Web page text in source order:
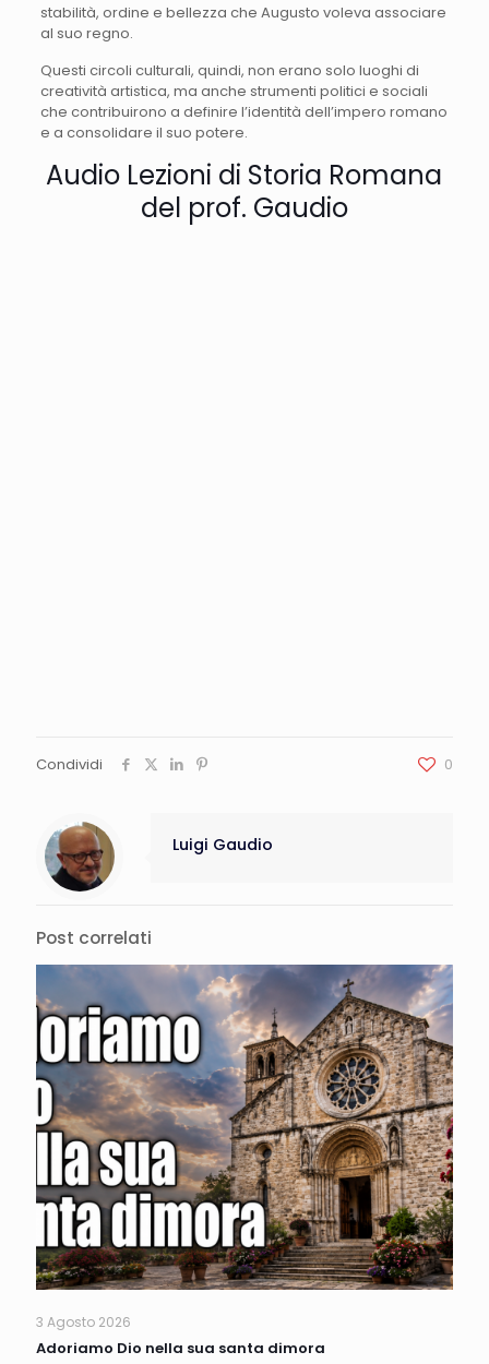
stabilità, ordine e bellezza che Augusto voleva associare
al suo regno.
Questi circoli culturali, quindi, non erano solo luoghi di
creatività artistica, ma anche strumenti politici e sociali
che contribuirono a definire l’identità dell’impero romano
e a consolidare il suo potere.
Audio Lezioni di Storia Romana
del prof. Gaudio
Condividi 0
Luigi Gaudio
Post correlati
3 Agosto 2026
Adoriamo Dio nella sua santa dimora